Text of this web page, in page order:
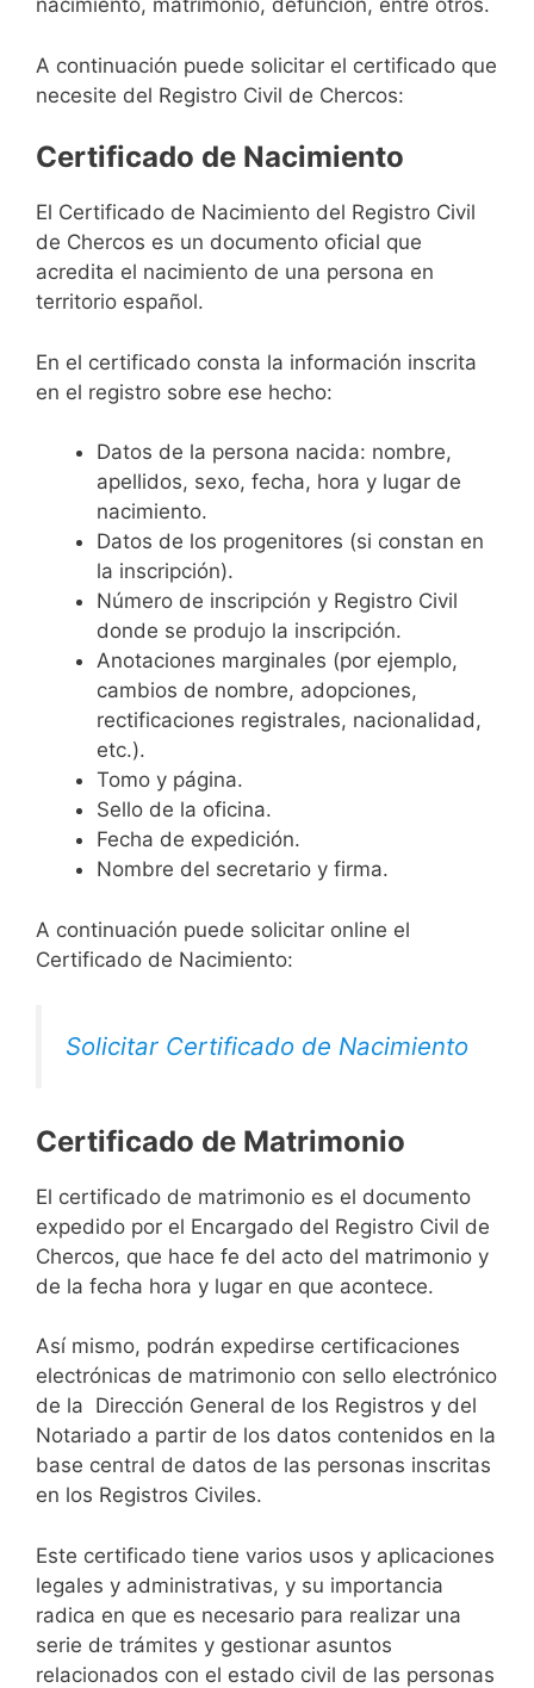
nacimiento, matrimonio, defunción, entre otros.
A continuación puede solicitar el certificado que
necesite del Registro Civil de Chercos:
Certificado de Nacimiento
El Certificado de Nacimiento del Registro Civil
de Chercos es un documento oficial que
acredita el nacimiento de una persona en
territorio español.
En el certificado consta la información inscrita
en el registro sobre ese hecho:
Datos de la persona nacida: nombre,
apellidos, sexo, fecha, hora y lugar de
nacimiento.
Datos de los progenitores (si constan en
la inscripción).
Número de inscripción y Registro Civil
donde se produjo la inscripción.
Anotaciones marginales (por ejemplo,
cambios de nombre, adopciones,
rectificaciones registrales, nacionalidad,
etc.).
Tomo y página.
Sello de la oficina.
Fecha de expedición.
Nombre del secretario y firma.
A continuación puede solicitar online el
Certificado de Nacimiento:
Solicitar Certificado de Nacimiento
Certificado de Matrimonio
El certificado de matrimonio es el documento
expedido por el Encargado del Registro Civil de
Chercos, que hace fe del acto del matrimonio y
de la fecha hora y lugar en que acontece.
Así mismo, podrán expedirse certificaciones
electrónicas de matrimonio con sello electrónico
de la Dirección General de los Registros y del
Notariado a partir de los datos contenidos en la
base central de datos de las personas inscritas
en los Registros Civiles.
Este certificado tiene varios usos y aplicaciones
legales y administrativas, y su importancia
radica en que es necesario para realizar una
serie de trámites y gestionar asuntos
relacionados con el estado civil de las personas